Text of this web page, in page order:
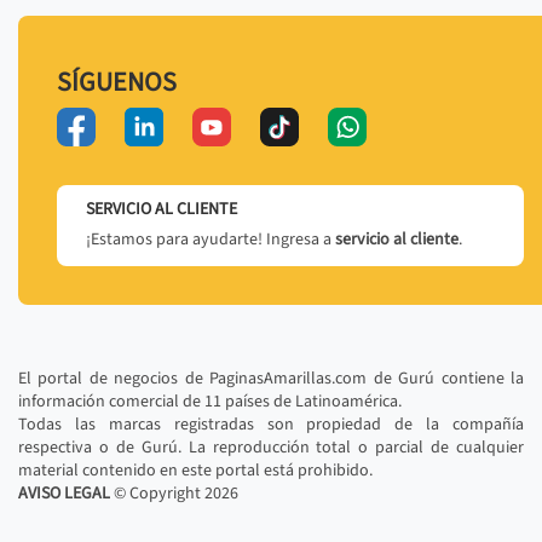
SÍGUENOS
SERVICIO AL CLIENTE
¡Estamos para ayudarte! Ingresa a servicio al cliente.
El portal de negocios de PaginasAmarillas.com de Gurú contiene la
información comercial de 11 países de Latinoamérica.
Todas las marcas registradas son propiedad de la compañía
respectiva o de Gurú. La reproducción total o parcial de cualquier
material contenido en este portal está prohibido.
AVISO LEGAL© Copyright2026